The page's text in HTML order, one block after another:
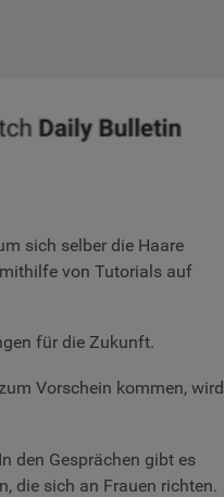
sich selber die Haare
von Tutorials auf
für die Zukunft.
Vorschein kommen, wird
den Gesprächen gibt es
die sich an Frauen richten.